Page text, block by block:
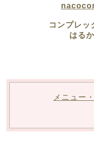
コンプレッ
はる
メニュー